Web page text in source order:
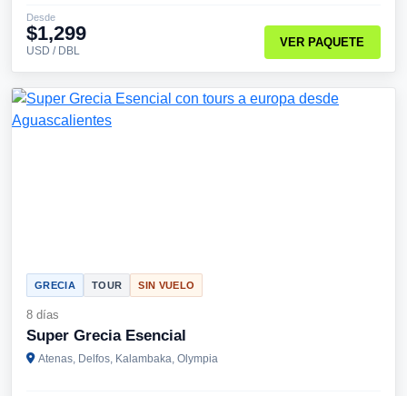
Desde
$1,299
USD / DBL
VER PAQUETE
GRECIA TOUR SIN VUELO
8 días
Super Grecia Esencial
Atenas, Delfos, Kalambaka, Olympia